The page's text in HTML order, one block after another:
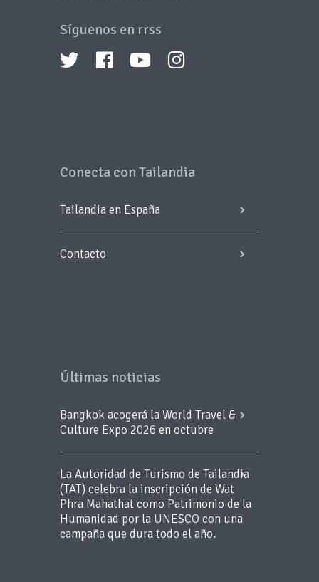
Síguenos en rrss
Conecta con Tailandia
Tailandia en España
Contacto
Últimas noticias
Bangkok acogerá la World Travel &
Culture Expo 2026 en octubre
La Autoridad de Turismo de Tailandia
(TAT) celebra la inscripción de Wat
Phra Mahathat como Patrimonio de la
Humanidad por la UNESCO con una
campaña que dura todo el año.